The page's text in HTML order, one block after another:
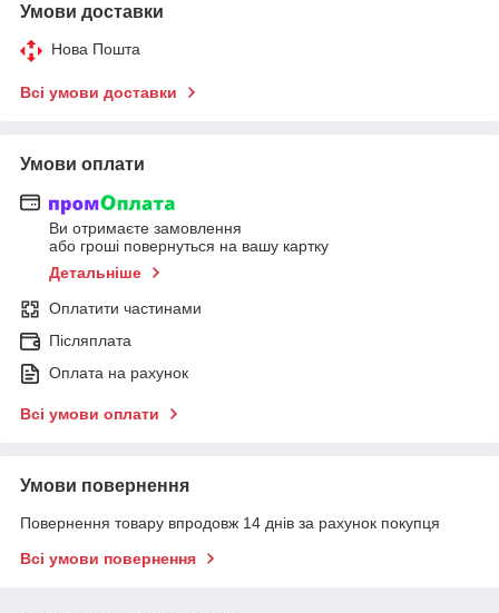
Умови доставки
Нова Пошта
Всі умови доставки
Умови оплати
Ви отримаєте замовлення
або гроші повернуться на вашу картку
Детальніше
Оплатити частинами
Післяплата
Оплата на рахунок
Всі умови оплати
Умови повернення
Повернення товару впродовж 14 днів за рахунок покупця
Всі умови повернення